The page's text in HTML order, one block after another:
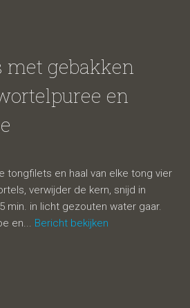
met gebakken
en
tongfilets en haal van elke tong vier
verwijder de kern, snijd in
min. in licht gezouten water gaar.
en... Bericht bekijken